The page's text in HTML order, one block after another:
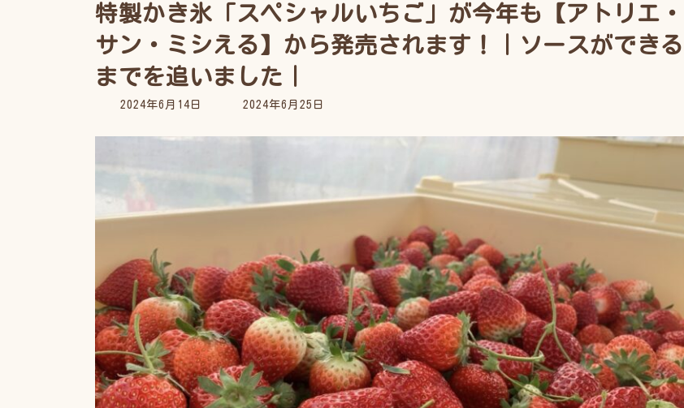
特製かき氷「スペシャルいちご」が今年も【アトリエ・
サン・ミシえる】から発売されます！｜ソースができる
までを追いました｜
2024年6月14日
最
新
2024年6月25日